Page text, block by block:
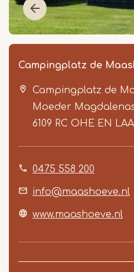
Campingplatz de
Campingplatz de
Moeder
6109 RC OHE EN
0475 558 200
info@maashoeve.nl
www.maashoeve.nl
Item